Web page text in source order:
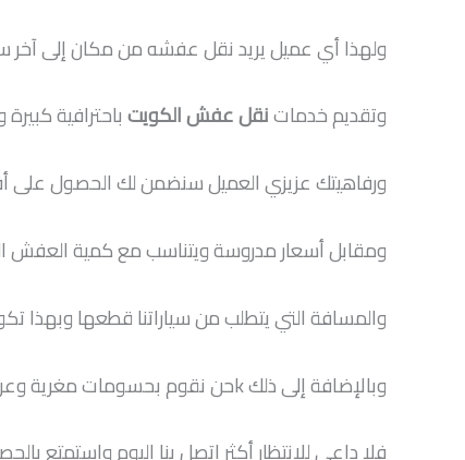
ولهذا أي عميل يريد نقل عفشه من مكان إلى آخر
وتقديم خدماتنقل عفش الكويتباحترافية كبيرة
ورفاهيتك عزيزي العميل سنضمن لك الحصول على
ومقابل أسعار مدروسة ويتناسب مع كمية العفش
والمسافة التي يتطلب من سياراتنا قطعها وبهذا
وبالإضافة إلى ذلك kحن نقوم بحسومات مغرية وعروض مذهلة باستمرار والتي ستتمكن من الحصول عليها عند اختيارك لخدماتنا المتعددة والمتنوعة
فلا داعي للانتظار أكثر اتصل بنا اليوم واستمتع